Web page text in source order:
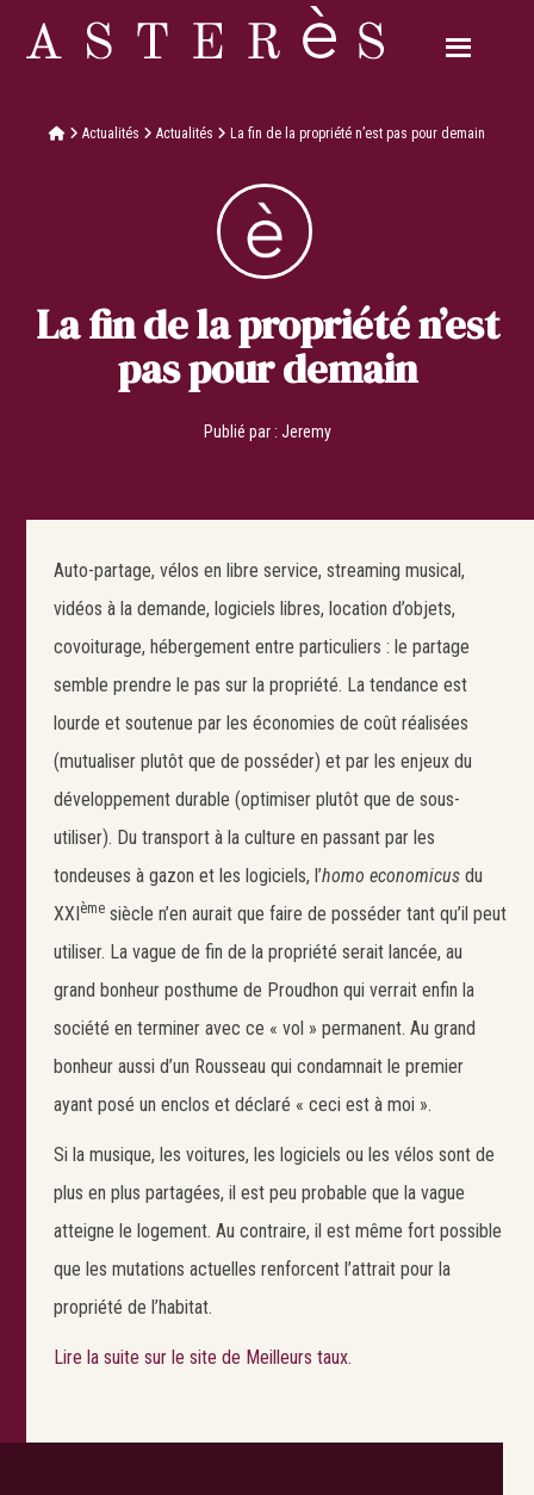
Actualités Actualités La fin de la propriété n’est pas pour demain
La fin de la propriété n’est
pas pour demain
Publié par : Jeremy
Auto-partage, vélos en libre service, streaming musical,
vidéos à la demande, logiciels libres, location d’objets,
covoiturage, hébergement entre particuliers : le partage
semble prendre le pas sur la propriété. La tendance est
lourde et soutenue par les économies de coût réalisées
(mutualiser plutôt que de posséder) et par les enjeux du
développement durable (optimiser plutôt que de sous-
utiliser). Du transport à la culture en passant par les
tondeuses à gazon et les logiciels, l’homo economicus du
XXI èmesiècle n’en aurait que faire de posséder tant qu’il peut
utiliser. La vague de fin de la propriété serait lancée, au
grand bonheur posthume de Proudhon qui verrait enfin la
société en terminer avec ce « vol » permanent. Au grand
bonheur aussi d’un Rousseau qui condamnait le premier
ayant posé un enclos et déclaré « ceci est à moi ».
Si la musique, les voitures, les logiciels ou les vélos sont de
plus en plus partagées, il est peu probable que la vague
atteigne le logement. Au contraire, il est même fort possible
que les mutations actuelles renforcent l’attrait pour la
propriété de l’habitat.
Lire la suite sur le site de Meilleurs taux.